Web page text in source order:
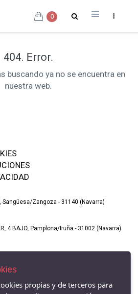
0
404. Error.
buscando ya no se encuentra en
nuestra web.
Sangüesa/Zangoza - 31140 (Navarra)
4 BAJO, Pamplona/Iruña - 31002 (Navarra)
Pamplona/Iruña - 31002 (Navarra)
propias y de terceros para